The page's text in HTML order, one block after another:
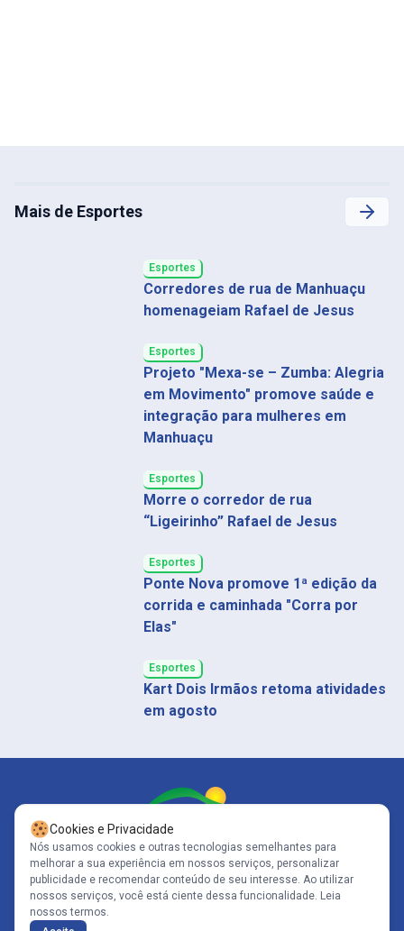
Mais de Esportes
Esportes
Corredores de rua de Manhuaçu
homenageiam Rafael de Jesus
Esportes
Projeto "Mexa-se – Zumba: Alegria
em Movimento" promove saúde e
integração para mulheres em
Manhuaçu
Esportes
Morre o corredor de rua
“Ligeirinho” Rafael de Jesus
Esportes
Ponte Nova promove 1ª edição da
corrida e caminhada "Corra por
Elas"
Esportes
Kart Dois Irmãos retoma atividades
em agosto
Siga-nos
Copyright© 2005-2026 - Portal Caparaó - CNPJ: 10.570.353/0001-80 | Todos
Cookies e Privacidade
Nós usamos cookies e outras tecnologias semelhantes para
melhorar a sua experiência em nossos serviços, personalizar
publicidade e recomendar conteúdo de seu interesse. Ao utilizar
nossos serviços, você está ciente dessa funcionalidade. Leia
nossos termos.